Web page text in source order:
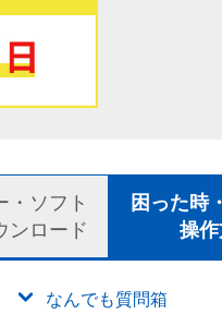
・ソフト
ンロード
困った時
操
なんでも質問箱